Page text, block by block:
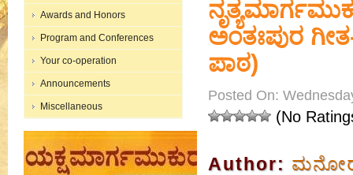
Awards and Honors
Program and Conferences
Your co-operation
Announcements
Miscellaneous
ಅಂತಃಪುರ
ಪಾಠ)
Posted On:
(No
Author: